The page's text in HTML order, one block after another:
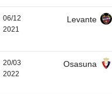
06/12
2021
Levante
20/03
2022
Osasuna